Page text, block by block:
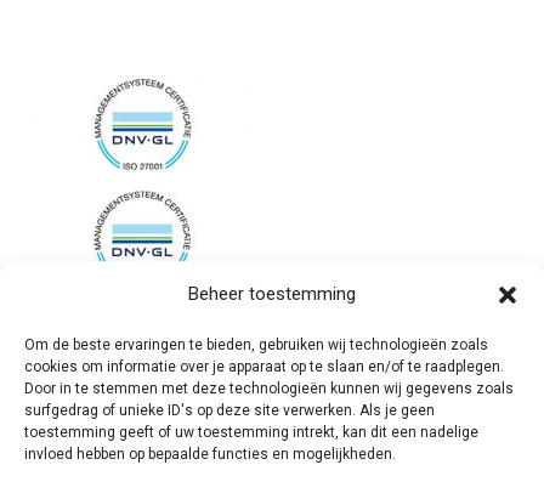
Beheer toestemming
Om de beste ervaringen te bieden, gebruiken wij technologieën zoals
cookies om informatie over je apparaat op te slaan en/of te raadplegen.
Door in te stemmen met deze technologieën kunnen wij gegevens zoals
surfgedrag of unieke ID's op deze site verwerken. Als je geen
toestemming geeft of uw toestemming intrekt, kan dit een nadelige
invloed hebben op bepaalde functies en mogelijkheden.